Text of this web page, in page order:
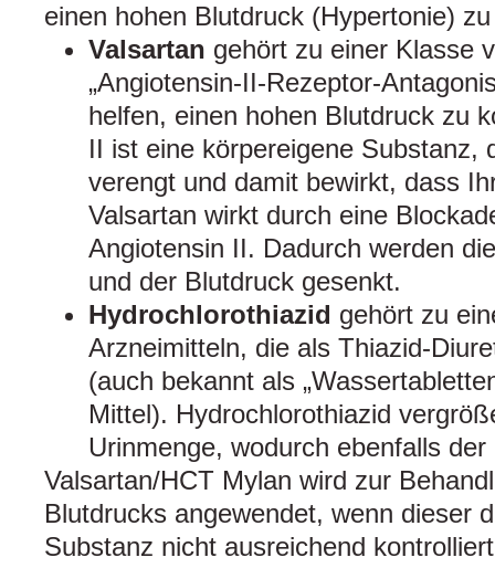
einen hohen Blutdruck (Hypertonie)
Valsartan gehört zu einer Klasse
„Angiotensin-II-Rezeptor-
helfen, einen hohen Blutdruck zu
II ist eine körpereigene Substanz,
verengt und damit bewirkt, dass
Valsartan wirkt durch eine
Angiotensin II. Dadurch werden
und der Blutdruck gesenkt.
Hydrochlorothiazid gehört zu
Arzneimitteln, die als Thiazid-
(auch bekannt als
Mittel). Hydrochlorothiazid
Urinmenge, wodurch ebenfalls
Valsartan/HCT Mylan wird zur
Blutdrucks angewendet, wenn dieser
Substanz nicht ausreichend